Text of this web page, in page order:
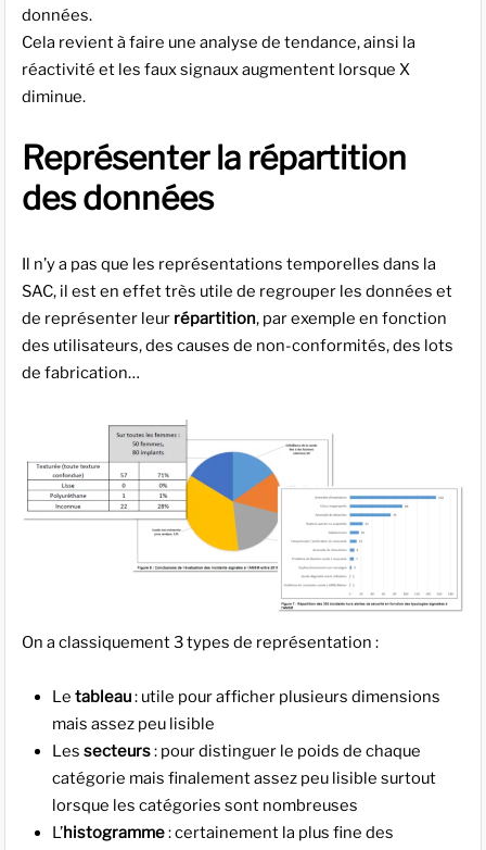
données.
Cela revient à faire une analyse de tendance, ainsi la
réactivité et les faux signaux augmentent lorsque X
diminue.
Représenter la répartition
des données
Il n’y a pas que les représentations temporelles dans la
SAC, il est en effet très utile de regrouper les données et
de représenter leur répartition, par exemple en fonction
des utilisateurs, des causes de non-conformités, des lots
de fabrication…
On a classiquement 3 types de représentation :
Letableau: utile pour afficher plusieurs dimensions
mais assez peu lisible
Lessecteurs: pour distinguer le poids de chaque
catégorie mais finalement assez peu lisible surtout
lorsque les catégories sont nombreuses
L’histogramme: certainement la plus fine des